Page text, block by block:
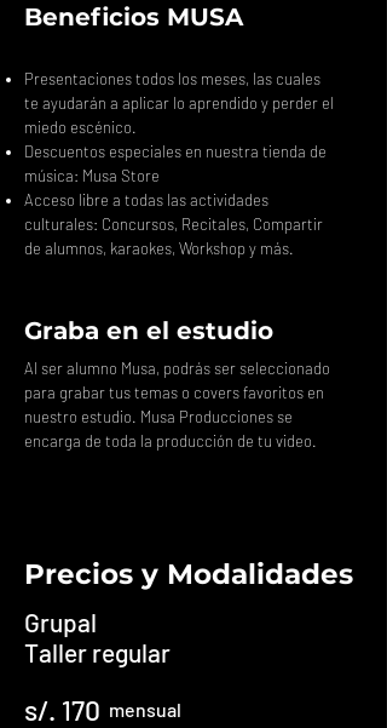
Beneficios MUSA
Presentaciones todos los meses, las cuales
te ayudarán a aplicar lo aprendido y perder el
miedo escénico.
Descuentos especiales en nuestra tienda de
música: Musa Store
Acceso libre a todas las actividades
culturales: Concursos, Recitales, Compartir
de alumnos, karaokes, Workshop y más.
Graba en el estudio
Al ser alumno Musa, podrás ser seleccionado
para grabar tus temas o covers favoritos en
nuestro estudio. Musa Producciones se
encarga de toda la producción de tu video.
Precios y Modalidades
Grupal
Taller regular
s/. 170 mensual